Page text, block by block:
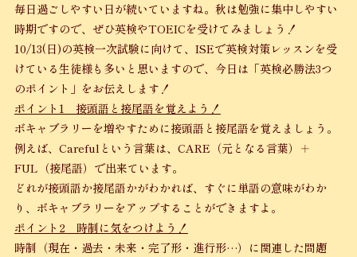
毎日過ごしやすい日が続いていますね。秋は勉強に集中しやすい
時期ですので、ぜひ英検やTOEICを受けてみましょう！
10/13(日)の英検一次試験に向けて、ISEで英検対策レッスンを受
けている生徒様も多いと思いますので、今日は「英検必勝法3つ
のポイント」をお伝えします！
ポイント1 接頭語と接尾語を覚えよう！
ボキャブラリーを増やすために接頭語と接尾語を覚えましょう。
例えば、Carefulという言葉は、CARE（元となる言葉）＋
FUL（接尾語）で出来ています。
どれが接頭語か接尾語かがわかれば、すぐに単語の意味がわか
り、ボキャブラリーをアップすることができますよ。
ポイント2 時制に気をつけよう！
時制（現在・過去・未来・完了形・進行形…）に関連した問題